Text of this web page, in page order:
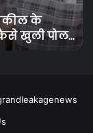
के
खुली पोल…